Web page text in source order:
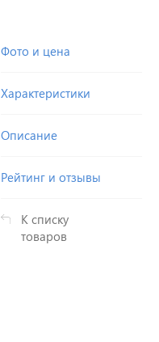
Фото и цена
Характеристики
Описание
Рейтинг и отзывы
К списку
товаров